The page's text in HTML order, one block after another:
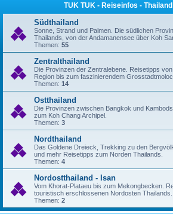
TUK TUK - Reiseinfos -
Südthailand
Sonne, Strand und Palmen. Die südlichen
Thailands, von der Andamanensee über Koh
Themen: 55
Zentralthailand
Die Provinzen der Zentralebene. Reisetipps
Region bis zum faszinierendem
Themen: 14
Ostthailand
Die Provinzen zwischen Bangkok und
zum Koh Chang Archipel.
Themen: 3
Nordthailand
Das Goldene Dreieck, Trekking zu den
und mehr Reisetipps zum Norden Thailands.
Themen: 4
Nordostthailand - Isan
Vom Khorat-Plataeu bis zum Mekongbecken.
touristisch erschlossenen Nordosten Thailands.
Themen: 2